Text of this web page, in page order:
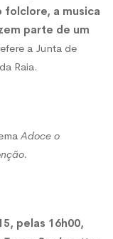
folclore, a musica
parte de um
a Junta de
Raia.
Adoce o
pelas 16h00,